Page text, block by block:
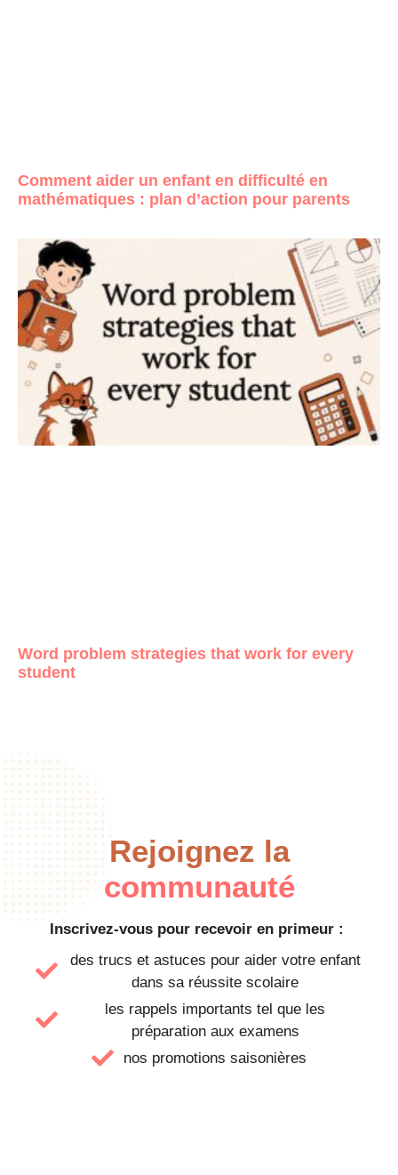
Comment aider un enfant en difficulté en
mathématiques : plan d’action pour parents
Word problem strategies that work for every
student
Rejoignez la
communauté
Inscrivez-vous pour recevoir en primeur :
des trucs et astuces pour aider votre enfant
dans sa réussite scolaire
les rappels importants tel que les
préparation aux examens
nos promotions saisonières